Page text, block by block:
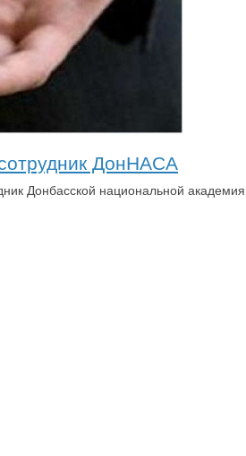
ДонНАСА
Донбасской национальной